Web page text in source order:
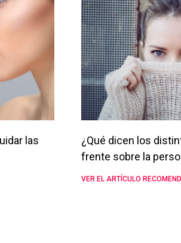
las
¿Qué dicen los
frente sobre la
VER EL ARTÍCULO